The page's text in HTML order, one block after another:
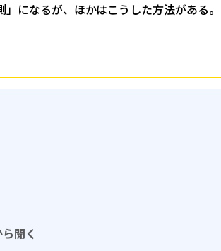
になるが、ほかはこうした方法がある。
聞く